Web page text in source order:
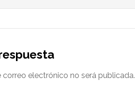
correo electrónico no será publicada.